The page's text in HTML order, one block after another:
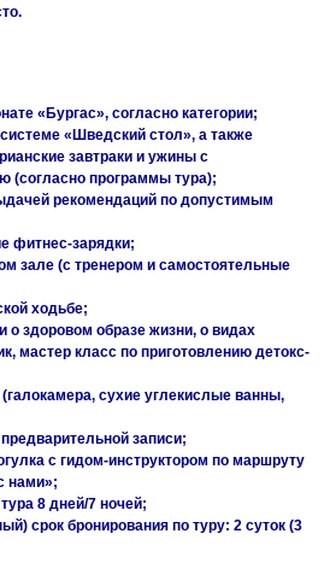
«Бургас», согласно категории;
«Шведский стол», а также
завтраки и ужины с
(согласно программы тура);
рекомендаций по допустимым
фитнес-зарядки;
зале (с тренером и самостоятельные
ходьбе;
о здоровом образе жизни, о видах
мастер класс по приготовлению детокс-
сухие углекислые ванны,
записи;
с гидом-инструктором по маршруту
нами»;
8 дней/7 ночей;
срок бронирования по туру: 2 суток (3